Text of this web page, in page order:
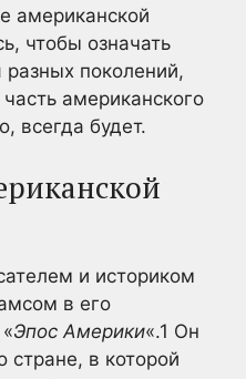
американской
чтобы означать
поколений,
американского
всегда будет.
и историком
в его
Эпос Америки«.1 Он
стране, в которой